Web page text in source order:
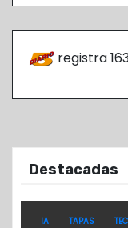
registra
Destacadas
IA TAPAS